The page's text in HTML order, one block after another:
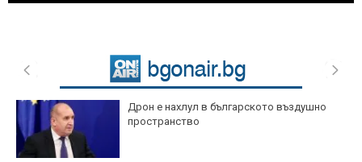
Дрон е нахлул в българското въздушно
пространство